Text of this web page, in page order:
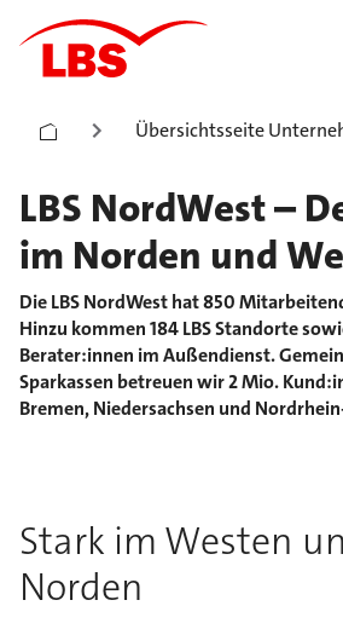
Übersichtsseite
LBS NordWest –
im Norden und
Die LBS NordWest hat 850
Hinzu kommen 184 LBS Standorte
Berater:innen im Außendienst.
Sparkassen betreuen wir 2 Mio.
Bremen, Niedersachsen und
Stark im Westen
Norden